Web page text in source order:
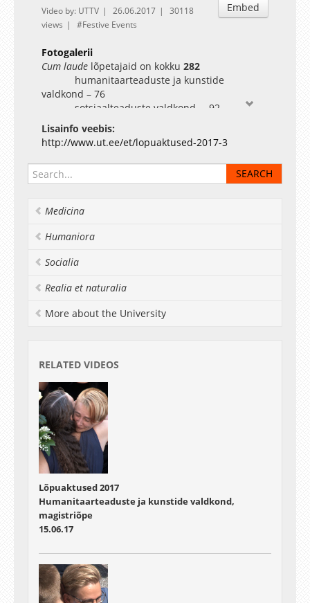
Embed
Video by: UTTV 26.06.2017
30118
views
Festive Events
Fotogalerii
Cum laude lõpetajaid on kokku 282
humanitaarteaduste ja kunstide
valdkond – 76
sotsiaalteaduste valdkond – 92
meditsiiniteaduste valdkond – 22
loodus- ja täppisteaduste valdkond – 92
(Võrdluseks: 2005 – 74cum laudelõpetajat, 2006
– 56, 2007 – 109, 2008 – l50,
2013 – 217, 2014 – 264,
2015 – 233, 2016 – 262)
Humanitaarteaduste ja kunstide valdkond
Rakenduskõrgharidusõpe
teatrikunst
Ringo Ramul
pärimusmuusika
-- Sänni Noormets
-- Ulvi Võsa
rahvuslik metallitöö
+ Indrek Ikkonen
+ Anna-Maria Kaseoja
BA
usuteadus
+ Tiit Arge
ajalugu
Elsbeth Hanna Aarsalu
Lisainfo veebis:
http://www.ut.ee/et/lopuaktused-2017-3
Medicina
Humaniora
Socialia
Realia et naturalia
More about the University
RELATED VIDEOS
Lõpuaktused 2017
Humanitaarteaduste ja kunstide valdkond,
magistriõpe
15.06.17